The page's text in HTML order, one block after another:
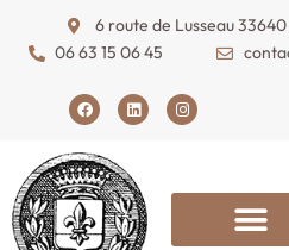
6 route de Lusseau
06 63 15 06 45